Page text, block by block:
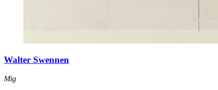
Walter Swennen
Mig